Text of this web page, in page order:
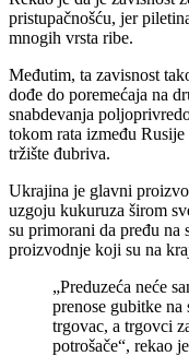
pristupačnošću, jer
mnogih vrsta ribe.
Međutim, ta zavisnost
dođe do poremećaja na
snabdevanja
tokom rata između
tržište đubriva.
Ukrajina je glavni
uzgoju kukuruza širom
su primorani da pređu na
proizvodnje koji su na
„Preduzeća neće
prenose gubitke na
trgovac, a trgovci
potrošače“, rekao